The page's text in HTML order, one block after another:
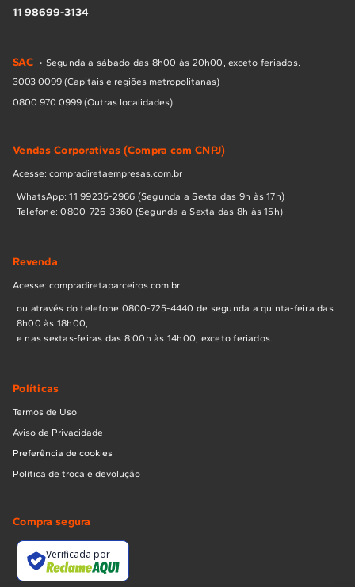
11 98699-3134
SAC • Segunda a sábado das 8h00 às 20h00, exceto feriados.
3003 0099 (Capitais e regiões metropolitanas)
0800 970 0999 (Outras localidades)
Vendas Corporativas (Compra com CNPJ)
Acesse: compradiretaempresas.com.br
WhatsApp: 11 99235-2966 (Segunda a Sexta das 9h às 17h)
Telefone: 0800-726-3360 (Segunda a Sexta das 8h às 15h)
Revenda
Acesse: compradiretaparceiros.com.br
ou através do telefone 0800-725-4440 de segunda a quinta-feira das
8h00 às 18h00,
e nas sextas-feiras das 8:00h às 14h00, exceto feriados.
Políticas
Termos de Uso
Aviso de Privacidade
Preferência de cookies
Política de troca e devolução
Compra segura
Verificada por